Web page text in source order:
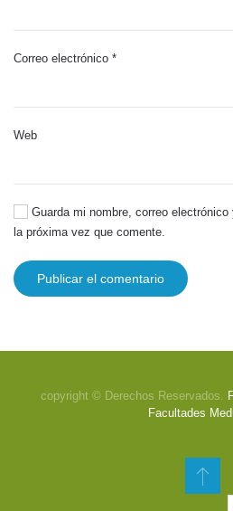
Correo electrónico *
Web
Guarda mi nombre, correo
la próxima vez que comente.
Publicar el comentario
copyright © Derechos Reservados.
Facultades